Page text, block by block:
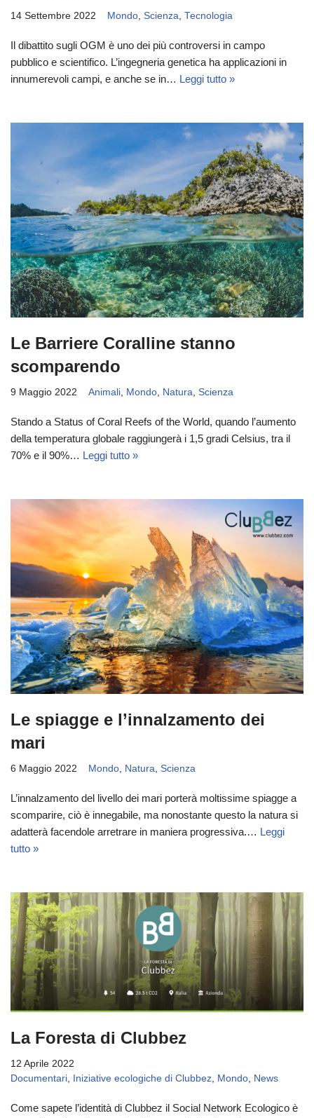
14 Settembre 2022 Mondo Scienza Tecnologia
Il dibattito sugli OGM è uno dei più controversi in campo
pubblico e scientifico. L’ingegneria genetica ha applicazioni in
innumerevoli campi, e anche se in… Leggi tutto »
Le Barriere Coralline stanno
scomparendo
9 Maggio 2022 Animali, Mondo, Natura, Scienza
Stando a Status of Coral Reefs of the World, quando l’aumento
della temperatura globale raggiungerà i 1,5 gradi Celsius, tra il
70% e il 90%… Leggi tutto »
Le spiagge e l’innalzamento dei
mari
6 Maggio 2022 Mondo, Natura, Scienza
L’innalzamento del livello dei mari porterà moltissime spiagge a
scomparire, ciò è innegabile, ma nonostante questo la natura si
adatterà facendole arretrare in maniera progressiva.… Leggi
tutto »
La Foresta di Clubbez
12 Aprile 2022
Documentari, Iniziative ecologiche di Clubbez, Mondo, News
Come sapete l’identità di Clubbez il Social Network Ecologico è